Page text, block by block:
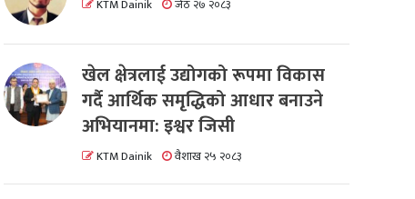
KTM Dainik जेठ २७ २०८३
खेल क्षेत्रलाई उद्योगको रूपमा विकास
गर्दै आर्थिक समृद्धिको आधार बनाउने
अभियानमा: इश्वर जिसी
KTM Dainik वैशाख २५ २०८३